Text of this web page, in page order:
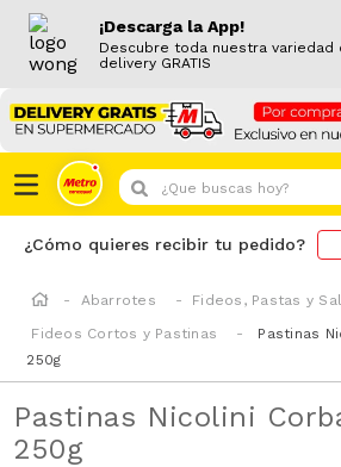
¡Descarga la App!
Descubre toda nuestra variedad
delivery GRATIS
¿Que buscas hoy?
¿Cómo quieres recibir tu pedido?
Abarrotes
Fideos, Pastas y
Fideos Cortos y Pastinas
Pastinas
250g
Pastinas Nicolini
250g